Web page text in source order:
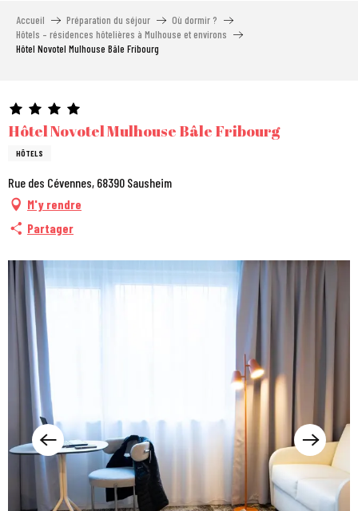
contenu
Accueil Préparation du séjour
Où dormir ?
Hôtels – résidences hôtelières à Mulhouse et environs
Hôtel Novotel Mulhouse Bâle Fribourg
Hôtel Novotel Mulhouse Bâle Fribourg
HÔTELS
Rue des Cévennes, 68390 Sausheim
M'y rendre
Partager